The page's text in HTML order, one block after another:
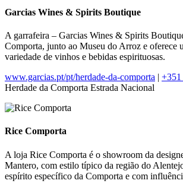
Garcias Wines & Spirits Boutique
A garrafeira – Garcias Wines & Spirits
Comporta, junto ao Museu do Arroz e oferece
variedade de vinhos e bebidas espirituosas.
www.garcias.pt/pt/herdade-da-comporta | +351
Herdade da Comporta Estrada Nacional
Rice Comporta
A loja Rice Comporta é o showroom da
Mantero, com estilo típico da região do
espírito específico da Comporta e com